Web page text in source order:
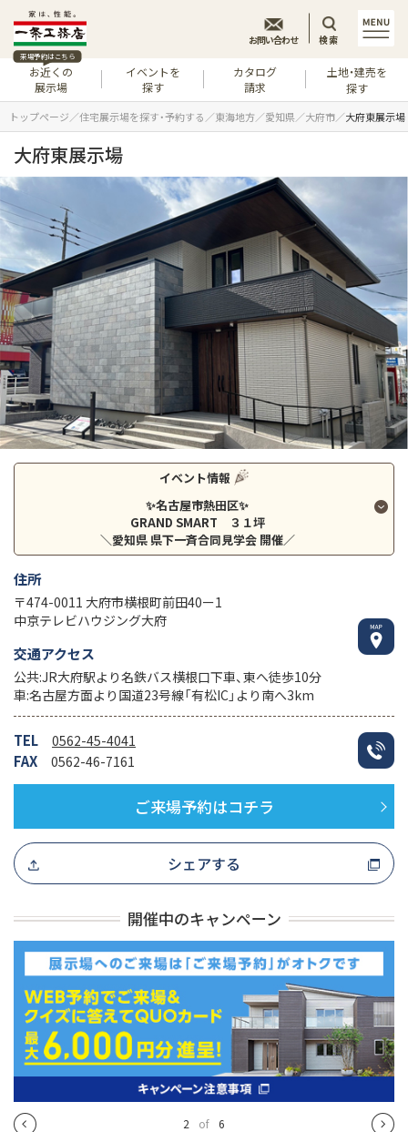
来場予約はこちら
お近くの
展示場
イベントを
探す
カタログ
請求
土地・建売を
探す
お問い合わせ 検索
トップページ 住宅展示場を探す・予約する 東海地方 愛知県 大府市 大府東展示場
大府東展示場
住所
〒474-0011 大府市横根町前田40ー1
中京テレビハウジング大府
交通アクセス
公共:JR大府駅より名鉄バス横根口下車、東へ徒歩10分
車:名古屋方面より国道23号線「有松IC」より南へ3km
TEL 0562-45-4041
FAX 0562-46-7161
ご来場予約はコチラ
シェアする
イベント情報
✨名古屋市熱田区✨
GRAND SMART ３１坪
＼愛知県 県下一斉合同見学会 開催／
開催中のキャンペーン
3 of 6